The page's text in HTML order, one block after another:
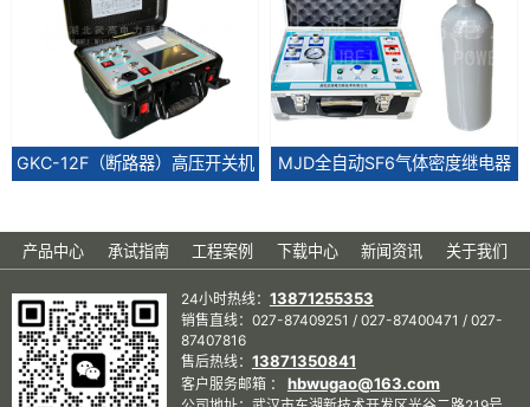
GKC-12F（断路器）高压开关机
MJD全自动SF6气体密度继电器
产品中心 承试指南 工程案例 下载中心 新闻资讯 关于我们
24小时热线： 13871255353
销售直线：027-87409251 / 027-87400471 / 027-
87407816
售后热线： 13871350841
客户服务邮箱 ： hbwugao@163.com